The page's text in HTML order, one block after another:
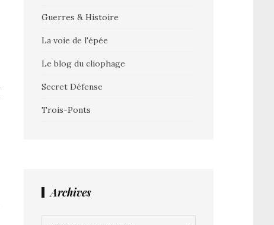
Guerres & Histoire
La voie de l'épée
Le blog du cliophage
Secret Défense
Trois-Ponts
Archives